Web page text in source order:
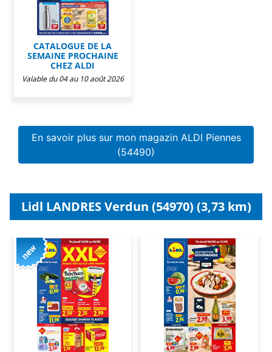
CATALOGUE DE LA
SEMAINE PROCHAINE
CHEZ ALDI
Valable du 04 au 10 août 2026
En savoir plus sur mon magazin ALDI Piennes
(54490)
Lidl LANDRES Verdun (54970) (3,73 km)